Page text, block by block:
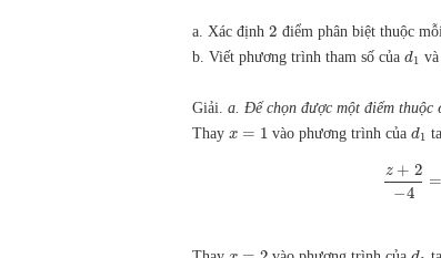
a. Xác định 2 điểm phân biệt thuộc
b. Viết phương trình tham số của d1
Giải. a. Để chọn được một điểm thuộc
Thay x = 1 vào phương trình của d1
z + 2
−4
=